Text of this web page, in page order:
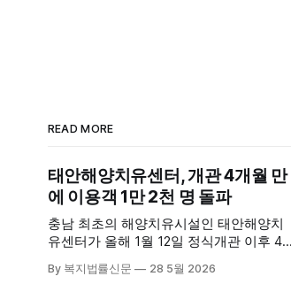
READ MORE
태안해양치유센터, 개관 4개월 만
에 이용객 1만 2천 명 돌파
충남 최초의 해양치유시설인 태안해양치
유센터가 올해 1월 12일 정식개관 이후 4
섰다. 군에 따르면, 태안해양치유센터는
By 복지법률신문 28 5월 2026